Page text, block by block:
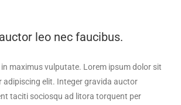
leo nec faucibus.
maximus vulputate. Lorem ipsum dolor sit
adipiscing elit. Integer gravida auctor
taciti sociosqu ad litora torquent per